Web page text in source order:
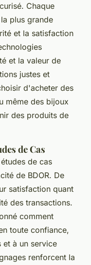
Chaque
plus grande
et la satisfaction
et la valeur de
justes et
d'acheter des
même des bijoux
des produits de
de Cas
de cas
de BDOR. De
satisfaction quant
des transactions.
comment
toute confiance,
à un service
renforcent la